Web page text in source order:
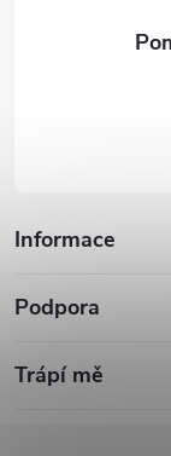
Informace
Podpora
Trápí mě